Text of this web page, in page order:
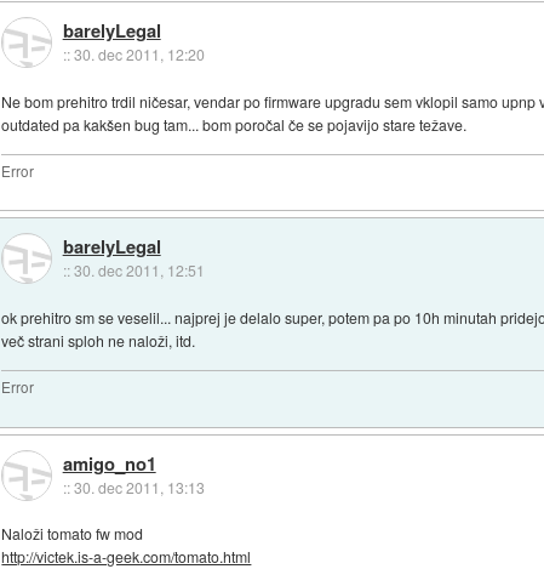
barelyLegal
::30. dec 2011, 12:20
Ne bom prehitro trdil ničesar, vendar po firmware upgradu sem vklopil samo
outdated pa kakšen bug tam... bom poročal če se pojavijo stare težave.
Error
barelyLegal
::30. dec 2011, 12:51
ok prehitro sm se veselil... najprej je delalo super, potem pa po 10h minutah
več strani sploh ne naloži, itd.
Error
amigo_no1
::30. dec 2011, 13:13
Naloži tomato fw mod
http://victek.is-a-geek.com/tomato.html